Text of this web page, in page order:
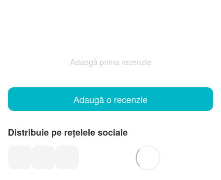
Adaogă prima recenzie
Adaugă o recenzie
Distribuie pe rețelele sociale